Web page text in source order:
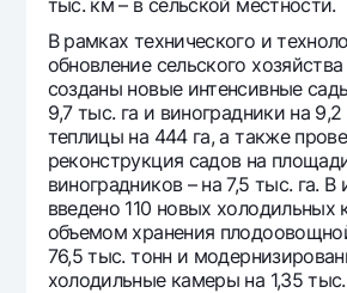
тыс. км – в сельской местности.
В рамках технического и
обновление сельского
созданы новые интенсивные
9,7 тыс. га и виноградники на 9,2
теплицы на 444 га, а также
реконструкция садов на
виноградников – на 7,5 тыс. га.
введено 110 новых холодильных
объемом хранения
76,5 тыс. тонн и
холодильные камеры на 1,35